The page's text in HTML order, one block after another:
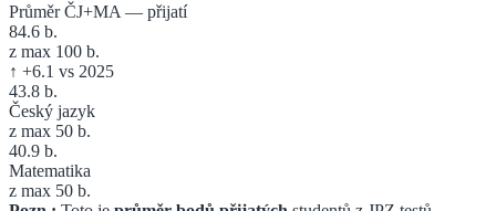
Průměr ČJ+MA — přijatí
84.6 b.
z max 100 b.
↑ +6.1 vs 2025
43.8 b.
Český jazyk
z max 50 b.
40.9 b.
Matematika
z max 50 b.